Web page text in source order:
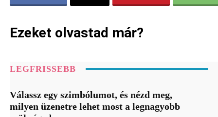
Ezeket olvastad már?
LEGFRISSEBB
Válassz egy szimbólumot, és nézd meg,
milyen üzenetre lehet most a legnagyobb